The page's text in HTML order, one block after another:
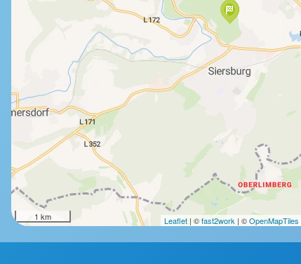
1 km Leaflet | ©fast2work | ©OpenMapTiles